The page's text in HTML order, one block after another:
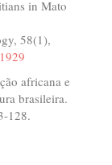
in Mato
58(1),
africana e
brasileira.
128.